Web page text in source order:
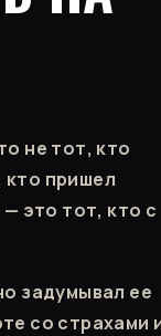
не тот, кто
кто пришел
это тот, кто с
задумывал ее
со страхами